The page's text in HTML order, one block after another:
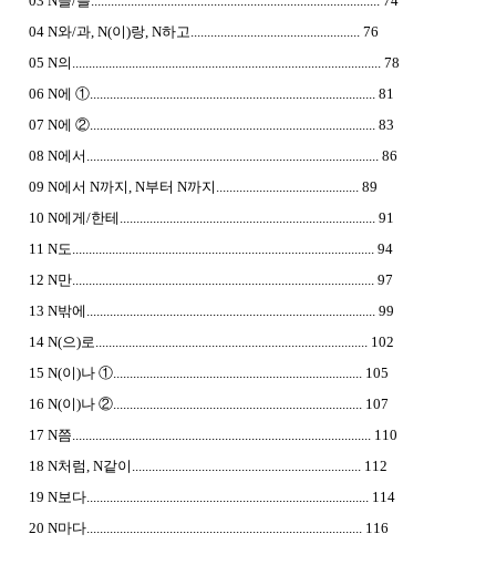
04 N와/과, N(이)랑, N하고................................................... 76
05 N의............................................................................................. 78
06 N에 ①...................................................................................... 81
07 N에 ②...................................................................................... 83
08 N에서........................................................................................ 86
09 N에서 N까지, N부터 N까지........................................... 89
10 N에게/한테............................................................................. 91
11 N도........................................................................................... 94
12 N만........................................................................................... 97
13 N밖에....................................................................................... 99
14 N(으)로.................................................................................. 102
15 N(이)나 ①........................................................................... 105
16 N(이)나 ②........................................................................... 107
17 N쯤.......................................................................................... 110
18 N처럼, N같이..................................................................... 112
19 N보다..................................................................................... 114
20 N마다................................................................................... 116